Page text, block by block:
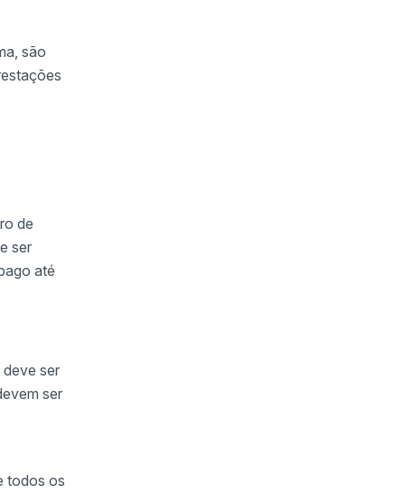
são
de
ser
até
ser
ser
todos os